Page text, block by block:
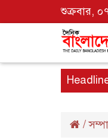
শুক্রবার,
/